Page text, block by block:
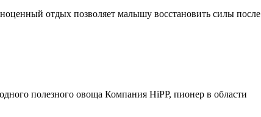
отдых позволяет малышу восстановить силы после
полезного овоща Компания HiPP, пионер в области